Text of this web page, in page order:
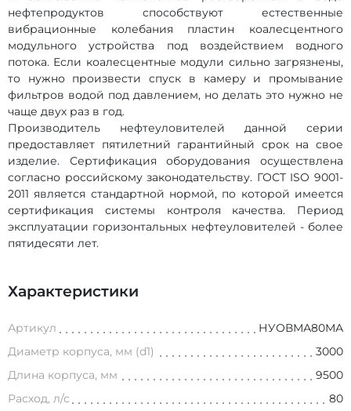
нефтепродуктов способствуют естественные
вибрационные колебания пластин коалесцентного
модульного устройства под воздействием водного
потока. Если коалесцентные модули сильно загрязнены,
то нужно произвести спуск в камеру и промывание
фильтров водой под давлением, но делать это нужно не
чаще двух раз в год.
Производитель нефтеуловителей данной серии
предоставляет пятилетний гарантийный срок на свое
изделие. Сертификация оборудования осуществлена
согласно российскому законодательству. ГОСТ ISO 9001-
2011 является стандартной нормой, по которой имеется
сертификация системы контроля качества. Период
эксплуатации горизонтальных нефтеуловителей - более
пятидесяти лет.
Характеристики
Артикул
НУОВМА80МА
Диаметр корпуса, мм (d1)
3000
Длина корпуса, мм
9500
Расход, л/с
80